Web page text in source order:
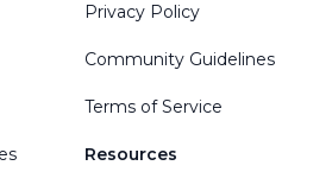
Privacy Policy
Community Guidelines
Terms of Service
Resources